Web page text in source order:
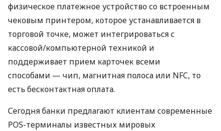
физическое платежное устройство со встроенным
чековым принтером, которое устанавливается в
торговой точке, может интегрироваться с
кассовой/компьютерной техникой и
поддерживает прием карточек всеми
способами — чип, магнитная полоса или NFC, то
есть бесконтактная оплата.
Сегодня банки предлагают клиентам современные
POS-терминалы известных мировых